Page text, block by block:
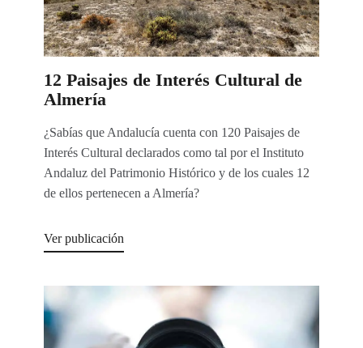
12 Paisajes de Interés Cultural de
Almería
¿Sabías que Andalucía cuenta con 120 Paisajes de
Interés Cultural declarados como tal por el Instituto
Andaluz del Patrimonio Histórico y de los cuales 12
de ellos pertenecen a Almería?
Ver publicación